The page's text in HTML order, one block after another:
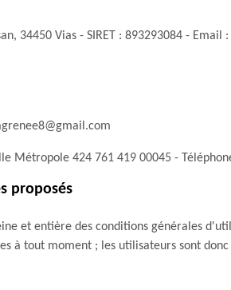
34450 Vias - SIRET : 893293084 - Email :
Métropole 424 761 419 00045 -
proposés
et entière des conditions générales
à tout moment ; les utilisateurs sont